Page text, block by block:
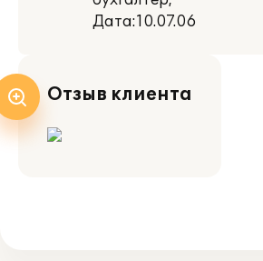
Дата:10.07.06
Отзыв клиента